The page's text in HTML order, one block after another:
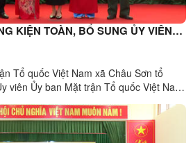
KIỆN TOÀN, BỔ SUNG ỦY VIÊN
BAN MTTQ VIỆT NAM XÃ, NHIỆM
Tổ quốc Việt Nam xã Châu Sơn tổ
viên Ủy ban Mặt trận Tổ quốc Việt Nam
– 2030. Dự hội nghị có đồng chí Vi Thị
Đảng ủy xã; cùng ...